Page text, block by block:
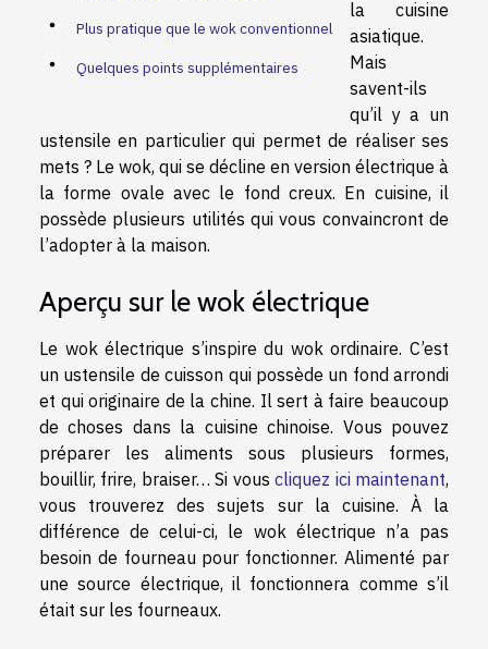
Plus pratique que le wok conventionnel
Quelques points supplémentaires
la cuisine
asiatique.
Mais
savent-ils
qu’il y a un
ustensile en particulier qui permet de réaliser ses
mets ? Le wok, qui se décline en version électrique à
la forme ovale avec le fond creux. En cuisine, il
possède plusieurs utilités qui vous convaincront de
l’adopter à la maison.
Aperçu sur le wok électrique
Le wok électrique s’inspire du wok ordinaire. C’est
un ustensile de cuisson qui possède un fond arrondi
et qui originaire de la chine. Il sert à faire beaucoup
de choses dans la cuisine chinoise. Vous pouvez
préparer les aliments sous plusieurs formes,
bouillir, frire, braiser… Si vouscliquez ici maintenant,
vous trouverez des sujets sur la cuisine. À la
différence de celui-ci, le wok électrique n’a pas
besoin de fourneau pour fonctionner. Alimenté par
une source électrique, il fonctionnera comme s’il
était sur les fourneaux.